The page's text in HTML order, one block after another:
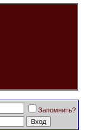
Запомнить?